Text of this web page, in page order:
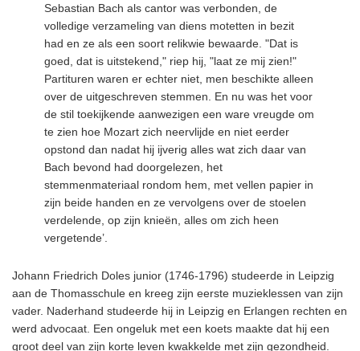
Sebastian Bach als cantor was verbonden, de
volledige verzameling van diens motetten in bezit
had en ze als een soort relikwie bewaarde. "Dat is
goed, dat is uitstekend," riep hij, "laat ze mij zien!"
Partituren waren er echter niet, men beschikte alleen
over de uitgeschreven stemmen. En nu was het voor
de stil toekijkende aanwezigen een ware vreugde om
te zien hoe Mozart zich neervlijde en niet eerder
opstond dan nadat hij ijverig alles wat zich daar van
Bach bevond had doorgelezen, het
stemmenmateriaal rondom hem, met vellen papier in
zijn beide handen en ze vervolgens over de stoelen
verdelende, op zijn knieën, alles om zich heen
vergetende’.
Johann Friedrich Doles junior (1746-1796) studeerde in Leipzig
aan de Thomasschule en kreeg zijn eerste muzieklessen van zijn
vader. Naderhand studeerde hij in Leipzig en Erlangen rechten en
werd advocaat. Een ongeluk met een koets maakte dat hij een
groot deel van zijn korte leven kwakkelde met zijn gezondheid.